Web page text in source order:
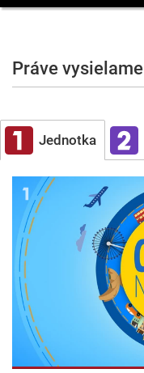
Práve vysielame
Jednotka